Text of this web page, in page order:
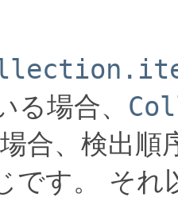
る場合、
合、検出順
です。
それ